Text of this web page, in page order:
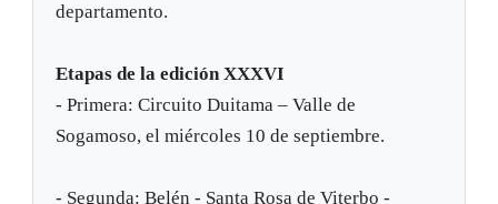
departamento.
Etapas de la edición XXXVI
- Primera: Circuito Duitama – Valle de
Sogamoso, el miércoles 10 de septiembre.
- Segunda: Belén - Santa Rosa de Viterbo -